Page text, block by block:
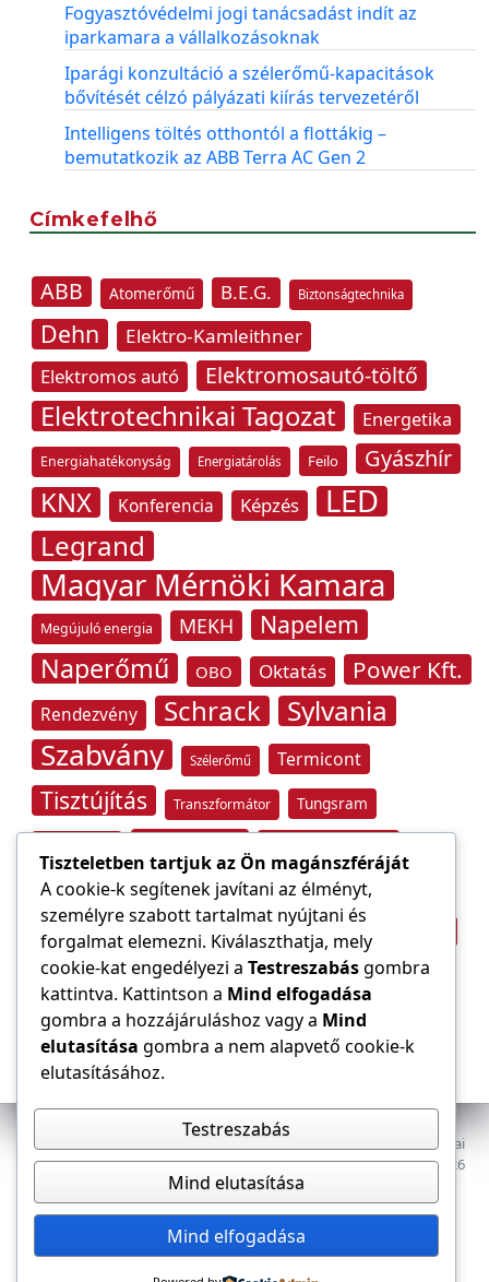
Fogyasztóvédelmi jogi tanácsadást indít az
iparkamara a vállalkozásoknak
Iparági konzultáció a szélerőmű-kapacitások
bővítését célzó pályázati kiírás tervezetéről
Intelligens töltés otthontól a flottákig –
bemutatkozik az ABB Terra AC Gen 2
Címkefelhő
ABB Atomerőmű B.E.G. Biztonságtechnika
Dehn
Elektro-Kamleithner
Elektromos autó
Elektromosautó-töltő
Elektrotechnikai Tagozat Energetika
Energiahatékonyság Energiatárolás Feilo Gyászhír
KNX Konferencia Képzés LED
Legrand
Magyar Mérnöki Kamara
Megújuló energia MEKH Napelem
Naperőmű OBO Oktatás Power Kft.
Rendezvény Schrack Sylvania
Szabvány Szélerőmű Termicont
Tisztújítás Transzformátor Tungsram
Villámvédelem
Világítástechnika Áramfogyasztás
Áramszolgáltató Építőipar átviteli hálózat
Az E-VILLAMOS szaklap a Magyar Mérnöki Kamara Elektrotechnikai
Tagozatának lapja. Minden jog fenntartva, © 2009–2026
Dokumentumok Tagozat
Tiszteletben tartjuk az Ön magánszféráját
A cookie-k segítenek javítani az élményt,
személyre szabott tartalmat nyújtani és
forgalmat elemezni. Kiválaszthatja, mely
cookie-kat engedélyezi a Testreszabásgombra
kattintva. Kattintson a Mind elfogadása
gombra a hozzájáruláshoz vagy a Mind
elutasítása gombra a nem alapvető cookie-k
elutasításához.
Testreszabás
Mind elutasítása
Mind elfogadása